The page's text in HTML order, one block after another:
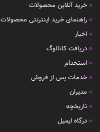
خرید آنلاین محصولات
راهنمای خرید اینترنتی محصولات
اخبار
دریافت کاتالوگ
استخدام
خدمات پس از فروش
مدیران
تاریخچه
درگاه ایمیل